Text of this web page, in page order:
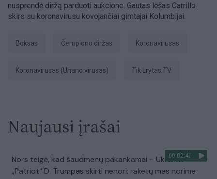
nusprendė diržą parduoti aukcione. Gautas lėšas Carrillo
skirs su koronavirusu kovojančiai gimtajai Kolumbijai.
Boksas čempiono diržas koronavirusas
koronavirusas (Uhano virusas) tik Lrytas.TV
Naujausi įrašai
00:02:40
Nors teigė, kad šaudmenų pakankamai – Ukrainai
„Patriot“ D. Trumpas skirti nenori: raketų mes norime